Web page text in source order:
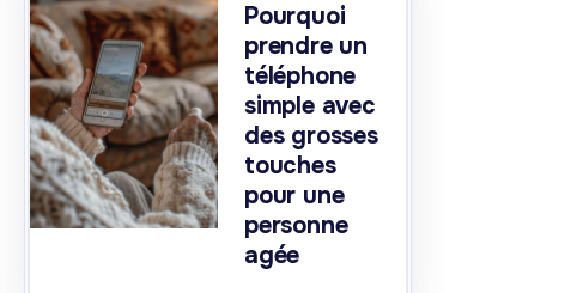
Pourquoi
prendre un
téléphone
simple avec
des grosses
touches
pour une
personne
agée